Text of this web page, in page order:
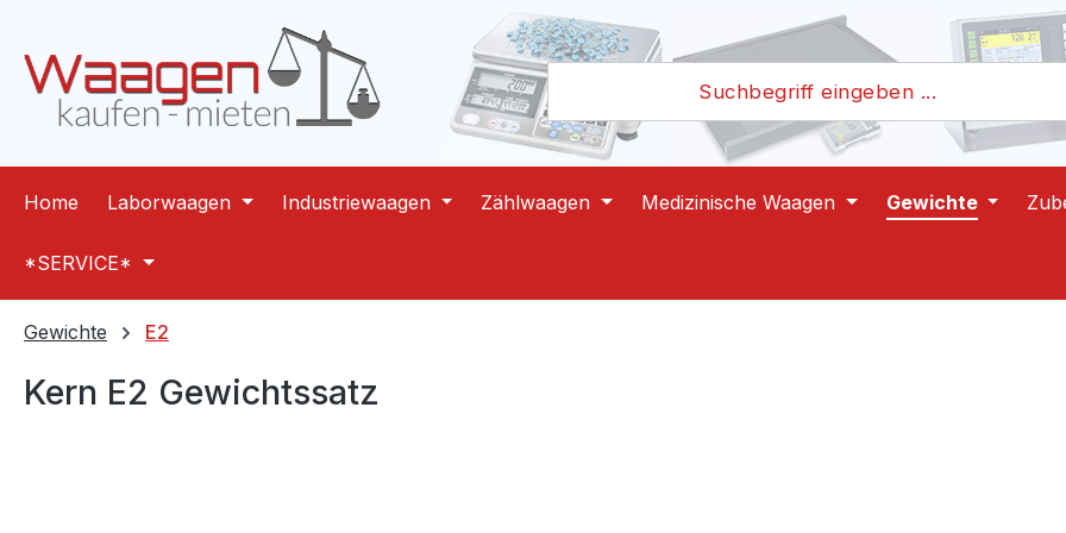
Zur Hauptnavigation springen
Home Laborwaagen Industriewaagen Zählwaagen Medizinische Waagen Gewichte
*SERVICE*
Gewichte E2
Kern E2 Gewichtssatz